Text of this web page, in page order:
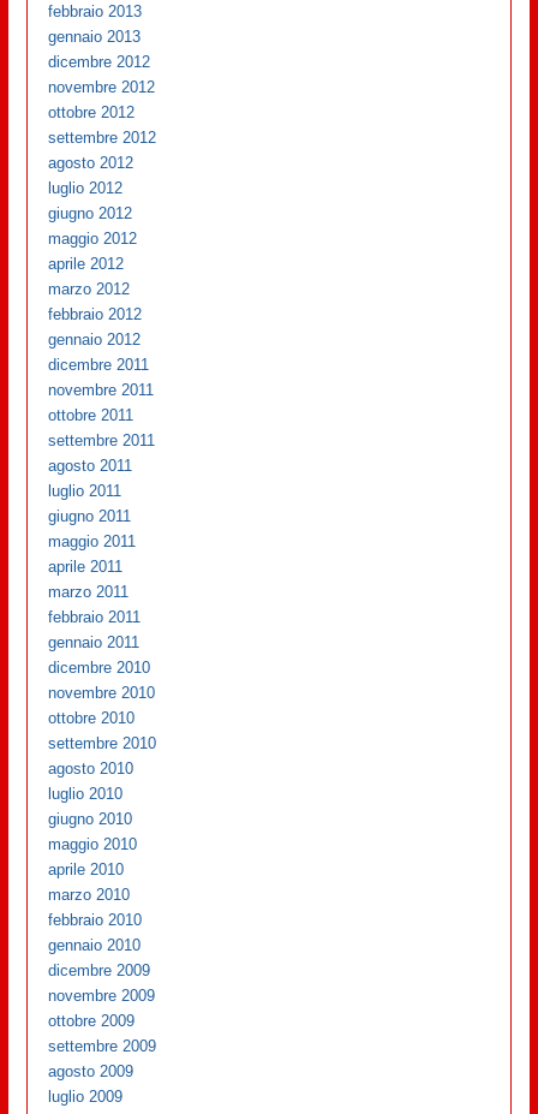
febbraio 2013
gennaio 2013
dicembre 2012
novembre 2012
ottobre 2012
settembre 2012
agosto 2012
luglio 2012
giugno 2012
maggio 2012
aprile 2012
marzo 2012
febbraio 2012
gennaio 2012
dicembre 2011
novembre 2011
ottobre 2011
settembre 2011
agosto 2011
luglio 2011
giugno 2011
maggio 2011
aprile 2011
marzo 2011
febbraio 2011
gennaio 2011
dicembre 2010
novembre 2010
ottobre 2010
settembre 2010
agosto 2010
luglio 2010
giugno 2010
maggio 2010
aprile 2010
marzo 2010
febbraio 2010
gennaio 2010
dicembre 2009
novembre 2009
ottobre 2009
settembre 2009
agosto 2009
luglio 2009